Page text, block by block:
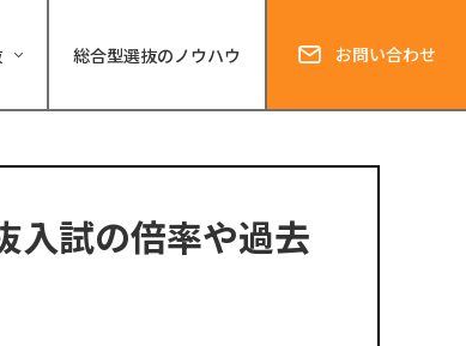
総合型選抜のノウハウ お問い合わせ
入試の倍率や過去